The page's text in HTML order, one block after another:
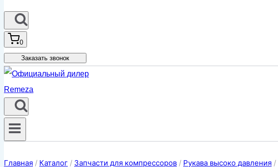
0
Заказать звонок
Главная / Каталог / Запчасти для компрессоров / Рукава высоко давления /